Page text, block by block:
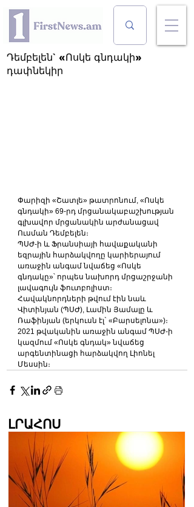
Դեմբելեն` «Ոսկե գնդակի»
դափնեկիր
Փարիզի «Շատլե» թատրոնում, «Ոսկե
գնդակի» 69-րդ մրցանակաբաշխության
գլխավոր մրցանակին արժանացավ
Ուսման Դեմբելեն։
ՊՍԺ-ի և Ֆրանսիայի հավաքականի
եզրային հարձակվողը կարիերայում
առաջին անգամ նվաճեց «Ոսկե
գնդակը»՝ որպես նախորդ մրցաշրջանի
լավագույն ֆուտբոլիստ։
Հավակնորդների թվում էին նաև
Վիտինյան (ՊՍԺ), Լամին Յամալը և
Ռաֆինյան (երկուսն էլ` «Բարսելոնա»)։
2021 թվականին առաջին անգամ ՊՍԺ-ի
կազմում «Ոսկե գնդակ» նվաճեց
արգենտինացի հարձակվող Լիոնել
Մեսսին։
ԼՐԱՀՈՍ